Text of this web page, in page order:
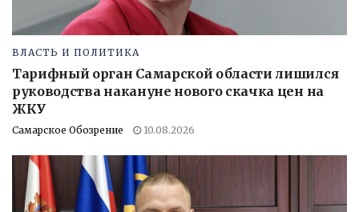
ВЛАСТЬ И ПОЛИТИКА
Тарифный орган Самарской области лишился
руководства накануне нового скачка цен на
ЖКУ
Самарское Обозрение 10.08.2026